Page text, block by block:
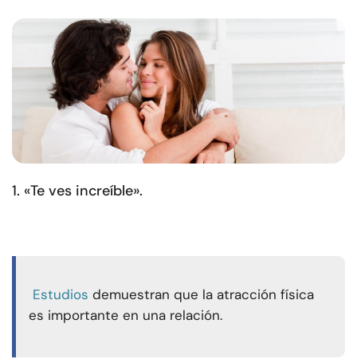
1. «Te ves increíble».
Estudios demuestran que la atracción física
es importante en una relación.